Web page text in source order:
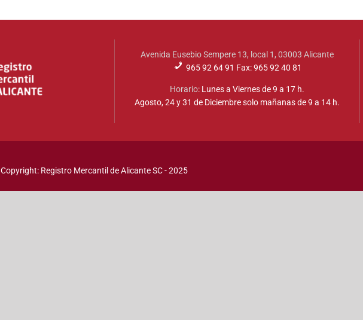
Avenida Eusebio Sempere 13, local 1, 03003 Alicante
965 92 64 91 Fax: 965 92 40 81
Horario: Lunes a Viernes de 9 a 17 h.
Agosto, 24 y 31 de Diciembre solo mañanas de 9 a 14 h.
Copyright: Registro Mercantil de Alicante SC - 2025